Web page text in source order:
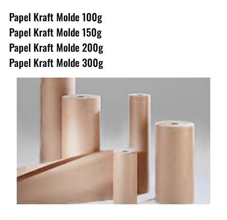
Papel Kraft Molde 100g
Papel Kraft Molde 150g
Papel Kraft Molde 200g
Papel Kraft Molde 300g